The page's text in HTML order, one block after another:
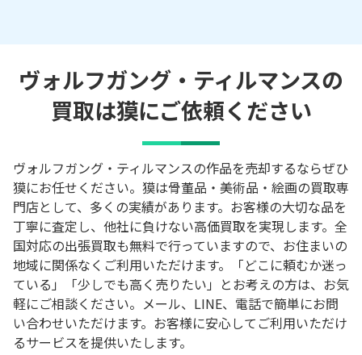
ヴォルフガング・ティルマンスの
買取は獏にご依頼ください
ヴォルフガング・ティルマンスの作品を売却するならぜひ
獏にお任せください。獏は骨董品・美術品・絵画の買取専
門店として、多くの実績があります。お客様の大切な品を
丁寧に査定し、他社に負けない高価買取を実現します。全
国対応の出張買取も無料で行っていますので、お住まいの
地域に関係なくご利用いただけます。「どこに頼むか迷っ
ている」「少しでも高く売りたい」とお考えの方は、お気
軽にご相談ください。メール、LINE、電話で簡単にお問
い合わせいただけます。お客様に安心してご利用いただけ
るサービスを提供いたします。